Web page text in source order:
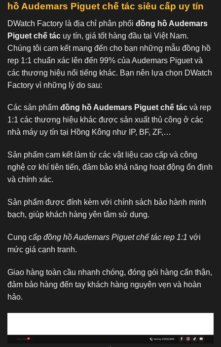
hồ Audemars Piguet chế tác siêu cấp uy tín
DWatch Factory là địa chỉ phân phối đồng hồ Audemars
Piguet chế tác uy tín, giá tốt hàng đầu tại Việt Nam.
Chúng tôi cam kết mang đến cho bạn những mẫu đồng hồ
rep 1:1 chuẩn xác lên đến 99% của Audemars Piguet và
các thương hiệu nổi tiếng khác. Bạn nên lựa chọn DWatch
Factory vì những lý do sau:
Các sản phẩm đồng hồ Audemars Piguet chế tác và rep
1:1 các thương hiệu khác được sản xuất thủ công ở các
nhà máy uy tín tại Hồng Kông như IP, BF, ZF,…
Sản phẩm cam kết làm từ các vật liệu cao cấp và công
nghệ cơ khí tiên tiến, đảm bảo khả năng hoạt động ổn định
và chính xác.
Sản phẩm được đính kèm với chính sách bảo hành minh
bạch, giúp khách hàng yên tâm sử dụng.
Cung cấp đồng hồ Audemars Piguet chế tác rep 1:1 với
mức giá cạnh tranh.
Giao hàng toàn cầu nhanh chóng, đóng gói hàng cẩn thận,
đảm bảo hàng đến tay khách hàng nguyên vẹn và hoàn
hảo.